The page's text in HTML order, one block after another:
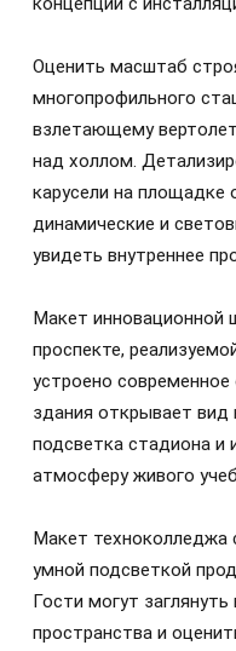
Оценить масштаб
многопрофильного
взлетающему
над холлом.
карусели на
динамические и
увидеть внутреннее
Макет инновационной
проспекте,
устроено
здания открывает вид
подсветка стадиона и
атмосферу живого
Макет
умной подсветкой
Гости могут
пространства и